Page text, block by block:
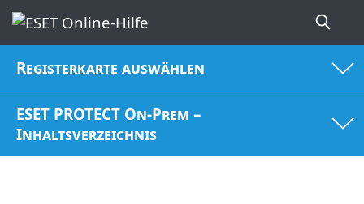
Registerkarte auswählen
ESET PROTECT On-Prem –
Inhaltsverzeichnis